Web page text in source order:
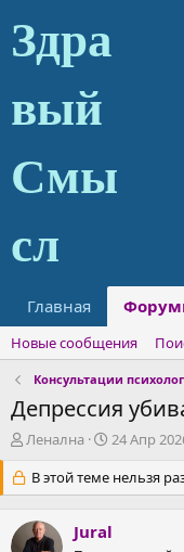
Главная
Новые сообщения
Консультации
Депрессия
А
т
о
р
т
Ленална
Д
т
а
а
24 Апр
В этой теме нельзя
Jural